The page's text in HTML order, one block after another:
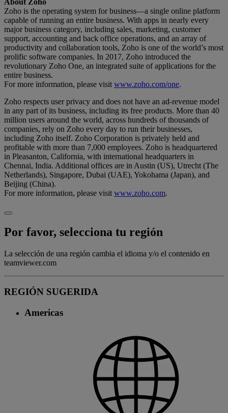
About Zoho
Zoho is the operating system for business—a single online platform
capable of running an entire business. With apps in nearly every
major business category, including sales, marketing, customer
support, accounting and back office operations, and an array of
productivity and collaboration tools, Zoho is one of the world’s most
prolific software companies. In 2017, Zoho introduced the
revolutionary Zoho One, an integrated suite of applications for the
entire business.
For more information, please visitwww.zoho.com/one.
Zoho respects user privacy and does not have an ad-revenue model
in any part of its business, including its free products. More than 40
million users around the world, across hundreds of thousands of
companies, rely on Zoho every day to run their businesses,
including Zoho itself. Zoho Corporation is privately held and
profitable with more than 7,000 employees. Zoho is headquartered
in Pleasanton, California, with international headquarters in
Chennai, India. Additional offices are in Austin (US), Utrecht (The
Netherlands), Singapore, Dubai (UAE), Yokohama (Japan), and
Beijing (China).
For more information, please visitwww.zoho.com.
Por favor, selecciona tu región
La selección de una región cambia el idioma y/o el contenido en
teamviewer.com
REGIÓN SUGERIDA
Americas